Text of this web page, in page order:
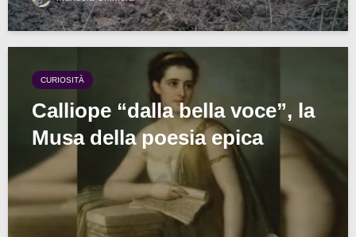
CURIOSITÀ
Calliope “dalla bella voce”, la
Musa della poesia epica